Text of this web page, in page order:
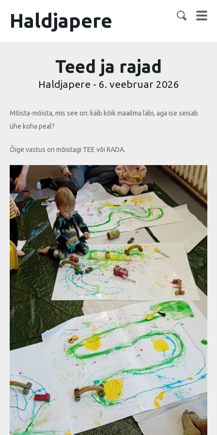
Haldjapere
Teed ja rajad
Haldjapere - 6. veebruar 2026
Mõista-mõista, mis see on: käib kõik maailma läbi, aga ise seisab
ühe koha peal?
Õige vastus on mõistagi TEE või RADA.